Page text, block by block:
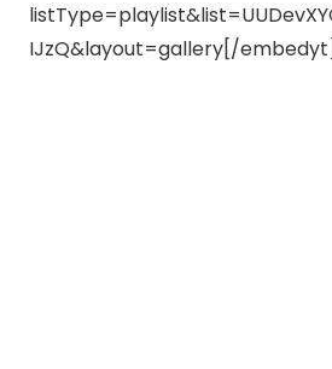
IJzQ&layout=gallery[/embedyt]